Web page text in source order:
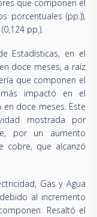
que componen el
porcentuales (pp.)),
pp.).
Estadísticas, en el
doce meses, a raíz
que componen el
impactó en el
en doce meses. Este
mostrada por
por un aumento
cobre, que alcanzó
Gas y Agua
al incremento
Resaltó el